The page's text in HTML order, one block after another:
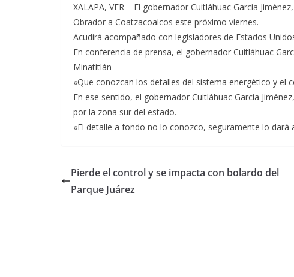
XALAPA, VER – El gobernador Cuitláhuac García
Obrador a Coatzacoalcos este próximo viernes.
Acudirá acompañado con legisladores de Estados
En conferencia de prensa, el gobernador Cuitláhuac
Minatitlán
«Que conozcan los detalles del sistema energético y el
En ese sentido, el gobernador Cuitláhuac García
por la zona sur del estado.
«El detalle a fondo no lo conozco, seguramente lo dará
Pierde el control y se impacta con bolardo del
Parque Juárez